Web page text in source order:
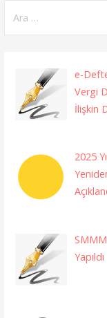
e-
Vergi
İlişkin
2025
Yapıldı